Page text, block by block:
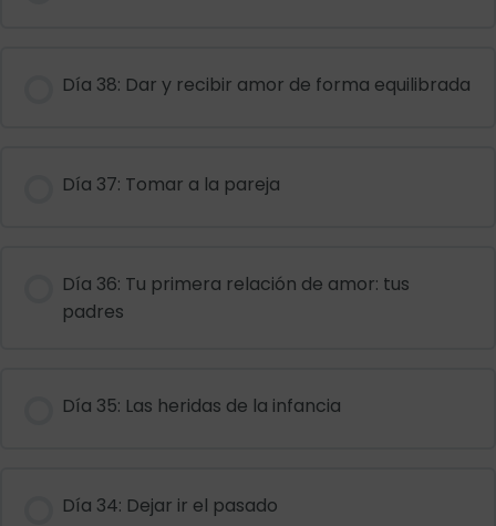
Día 38: Dar y recibir amor de forma equilibrada
Día 37: Tomar a la pareja
Día 36: Tu primera relación de amor: tus
padres
Día 35: Las heridas de la infancia
Día 34: Dejar ir el pasado